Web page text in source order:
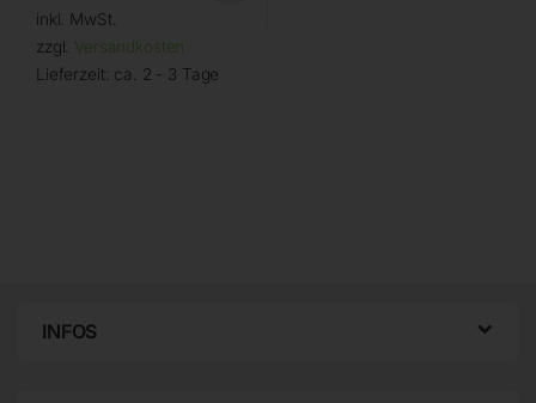
inkl. MwSt.
zzgl. Versandkosten
Lieferzeit: ca. 2 - 3 Tage
INFOS